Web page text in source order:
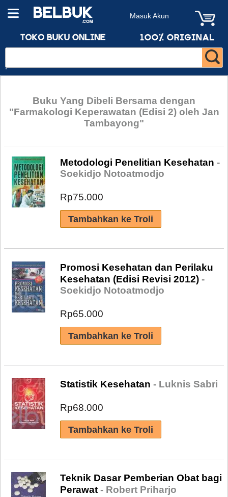
Masuk Akun
Buku Yang Dibeli Bersama dengan
"Farmakologi Keperawatan (Edisi 2) oleh Jan
Tambayong"
Metodologi Penelitian Kesehatan -
Soekidjo Notoatmodjo
Rp75.000
Promosi Kesehatan dan Perilaku
Kesehatan (Edisi Revisi 2012) -
Soekidjo Notoatmodjo
Rp65.000
Statistik Kesehatan - Luknis Sabri
Rp68.000
Teknik Dasar Pemberian Obat bagi
Perawat - Robert Priharjo